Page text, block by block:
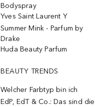
Bodyspray
Yves Saint Laurent Y
Summer Mink - Parfum by
Drake
Huda Beauty Parfum
BEAUTY TRENDS
Welcher Farbtyp bin ich
EdP, EdT & Co.: Das sind die